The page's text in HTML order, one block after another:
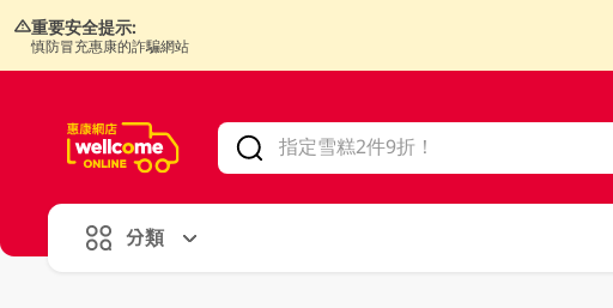
重要安全提示:
慎防冒充惠康的詐騙網站
分類